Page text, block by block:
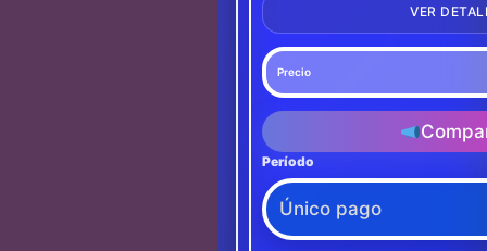
VER
Precio
Período